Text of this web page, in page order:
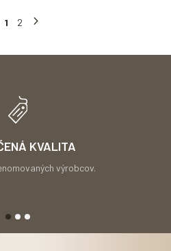
1 2
KVALITA
výrobcov.